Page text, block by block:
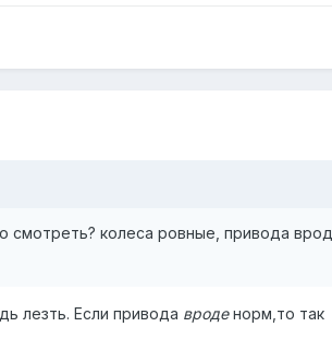
смотреть? колеса ровные, привода
лезть. Если привода вроденорм,то так